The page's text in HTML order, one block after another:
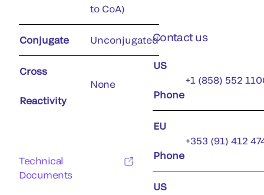
to CoA)
Conjugate Unconjugated
Cross
Reactivity
None
Technical
Documents
Contact us
US
Phone
+1 (858) 552
EU
Phone
+353 (91) 412
US